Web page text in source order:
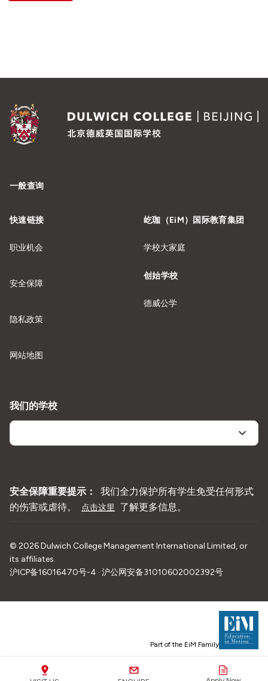
一般查询
快速链接
职业机会
安全保障
隐私政策
网站地图
屹珈（EiM）国际教育集团
学校大家庭
创始学校
德威公学
我们的学校
安全保障重要提示：
我们全力保护所有学生免受任何形式
的伤害或虐待。
点击这里 了解更多信息。
© 2026Dulwich College Management International Limited, or
its affiliates.
沪ICP备16016470号-4 · 沪公网安备31010602002392号
Part of the EiM Family